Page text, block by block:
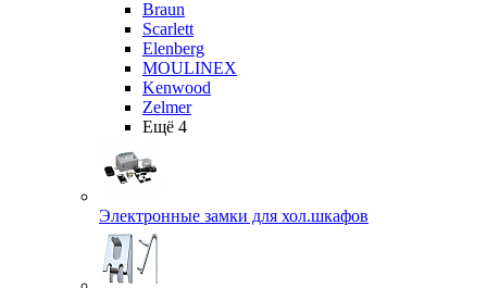
Braun
Scarlett
Elenberg
MOULINEX
Kenwood
Zelmer
Ещё 4
Электронные замки для хол.шкафов